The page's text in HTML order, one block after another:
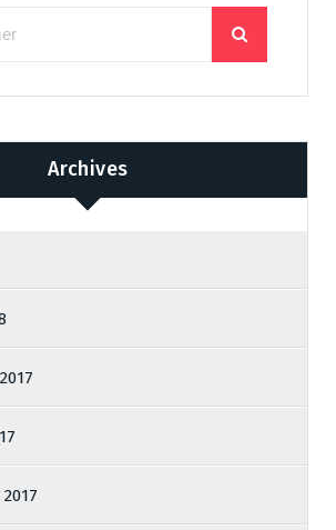
Archives